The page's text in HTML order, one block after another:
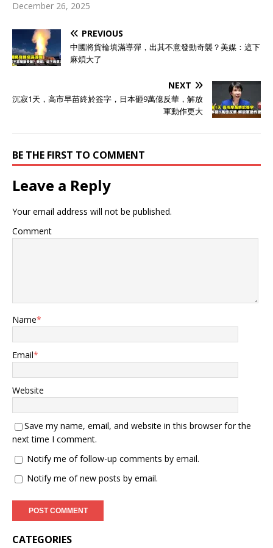
December 26, 2025
PREVIOUS
中國將貨輪填滿導彈，出其不意發動奇襲？美媒：這下
麻煩大了
NEXT
沉寂1天，高市早苗終於簽字，日本砸9萬億反華，解放
軍動作更大
BE THE FIRST TO COMMENT
Leave a Reply
Your email address will not be published.
Comment
Name*
Email*
Website
Save my name, email, and website in this browser for the
next time I comment.
Notify me of follow-up comments by email.
Notify me of new posts by email.
CATEGORIES